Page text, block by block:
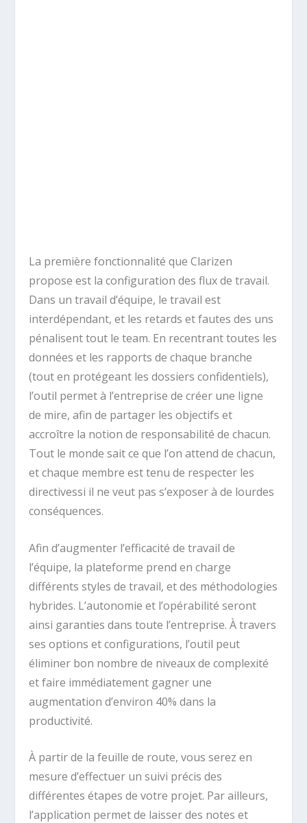
La première fonctionnalité que Clarizen
propose est la configuration des flux de travail.
Dans un travail d’équipe, le travail est
interdépendant, et les retards et fautes des uns
pénalisent tout le team. En recentrant toutes les
données et les rapports de chaque branche
(tout en protégeant les dossiers confidentiels),
l’outil permet à l’entreprise de créer une ligne
de mire, afin de partager les objectifs et
accroître la notion de responsabilité de chacun.
Tout le monde sait ce que l’on attend de chacun,
et chaque membre est tenu de respecter les
directivessi il ne veut pas s’exposer à de lourdes
conséquences.
Afin d’augmenter l’efficacité de travail de
l’équipe, la plateforme prend en charge
différents styles de travail, et des méthodologies
hybrides. L’autonomie et l’opérabilité seront
ainsi garanties dans toute l’entreprise. À travers
ses options et configurations, l’outil peut
éliminer bon nombre de niveaux de complexité
et faire immédiatement gagner une
augmentation d’environ 40% dans la
productivité.
À partir de la feuille de route, vous serez en
mesure d’effectuer un suivi précis des
différentes étapes de votre projet. Par ailleurs,
l’application permet de laisser des notes et